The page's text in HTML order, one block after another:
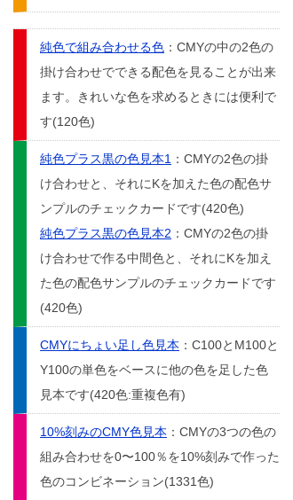
純色で組み合わせる色 ：CMYの中の2色の
掛け合わせでできる配色を見ることが出来
ます。きれいな色を求めるときには便利で
す(120色)
純色プラス黒の色見本1 ：CMYの2色の掛
け合わせと、それにKを加えた色の配色サ
ンプルのチェックカードです(420色)
純色プラス黒の色見本2 ：CMYの2色の掛
け合わせで作る中間色と、それにKを加え
た色の配色サンプルのチェックカードです
(420色)
CMYにちょい足し色見本 ：C100とM100と
Y100の単色をベースに他の色を足した色
見本です(420色:重複色有)
10%刻みのCMY色見本 ：CMYの3つの色の
組み合わせを0〜100％を10%刻みで作った
色のコンビネーション(1331色)